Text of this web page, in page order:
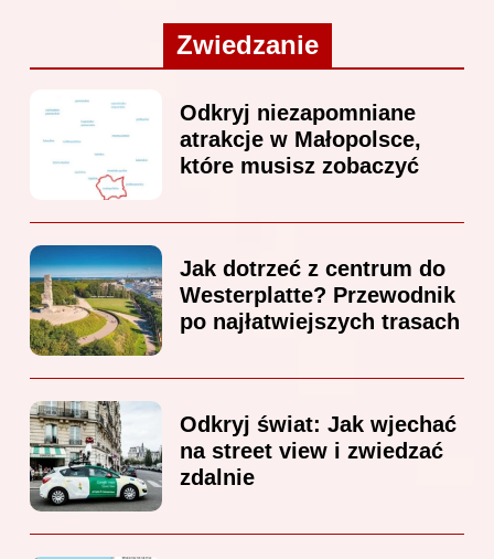
Zwiedzanie
Odkryj niezapomniane
atrakcje w Małopolsce,
które musisz zobaczyć
Jak dotrzeć z centrum do
Westerplatte? Przewodnik
po najłatwiejszych trasach
Odkryj świat: Jak wjechać
na street view i zwiedzać
zdalnie